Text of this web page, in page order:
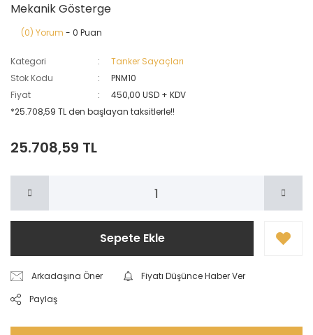
Mekanik Gösterge
(0) Yorum - 0 Puan
Kategori
Tanker Sayaçları
Stok Kodu
PNM10
Fiyat
450,00 USD + KDV
*25.708,59 TL den başlayan taksitlerle!!
25.708,59 TL
Sepete Ekle
Arkadaşına Öner
Fiyatı Düşünce Haber Ver
Paylaş